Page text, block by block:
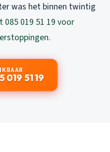
was het binnen twintig
085 019 51 19 voor
.
019 51 19